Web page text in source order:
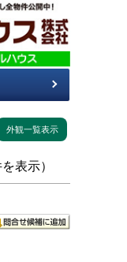
15 件を表示）